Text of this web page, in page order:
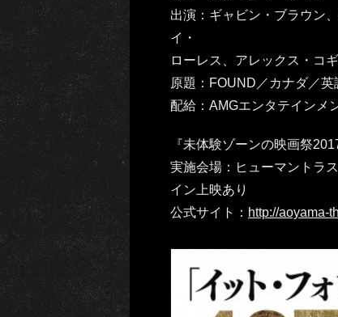
出演：ギャビン・ブラウン
イ・
ローレス、アレックス・コ
原題：FOUND／カナダ／
配給：AMGエンタテインメ
『未体験ゾーンの映画祭
実施会場：ヒューマントラ
イン上映あり
公式サイト： http://aoyama-